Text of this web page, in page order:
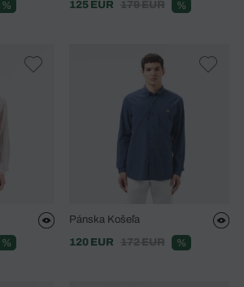
% 125 EUR 179 EUR %
%
Pánska Košeľa
120 EUR
172 EUR %